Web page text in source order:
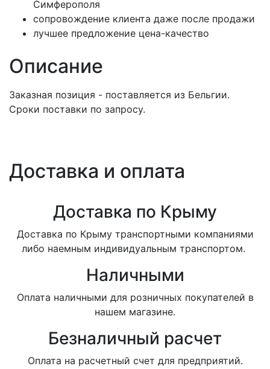
Симферополя
сопровождение клиента даже после продажи
лучшее предложение цена-качество
Описание
Заказная позиция - поставляется из Бельгии.
Сроки поставки по запросу.
Доставка и оплата
Доставка по Крыму
Доставка по Крыму транспортными компаниями
либо наемным индивидуальным транспортом.
Наличными
Оплата наличными для розничных покупателей в
нашем магазине.
Безналичный расчет
Оплата на расчетный счет для предприятий.